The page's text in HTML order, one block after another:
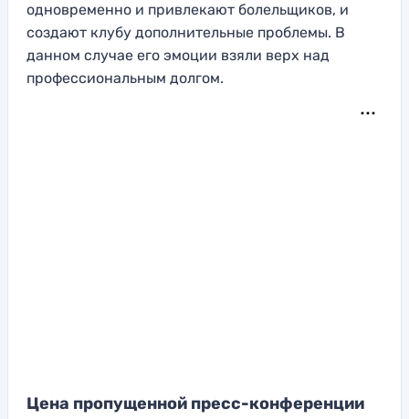
одновременно и привлекают болельщиков, и
создают клубу дополнительные проблемы. В
данном случае его эмоции взяли верх над
профессиональным долгом.
Цена пропущенной пресс-конференции